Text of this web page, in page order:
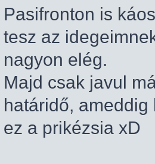
Pasifronton is
tesz az
nagyon elég.
Majd csak javul
határidő,
ez a prikézsia xD